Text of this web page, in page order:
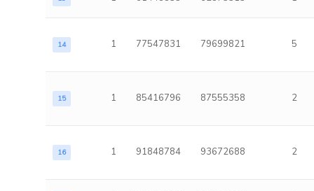
14 1 77547831 79699821 5
15 1 85416796 87555358 2
16 1 91848784 93672688 2